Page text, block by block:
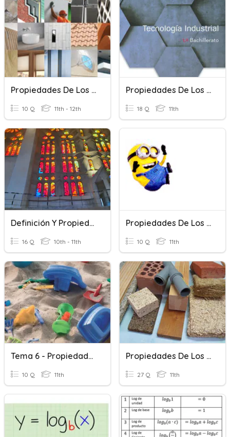
Propiedades De Los Materiales
10 Q 11th - 12th
Propiedades De Los Materiales
18 Q 11th
Definición Y Propiedades De Los Logaritmos
16 Q 10th - 11th
Propiedades De Los Logaritmos
10 Q 11th
Tema 6 - Propiedades De Los Materiales
10 Q 11th
Propiedades De Los Materiales
27 Q 11th